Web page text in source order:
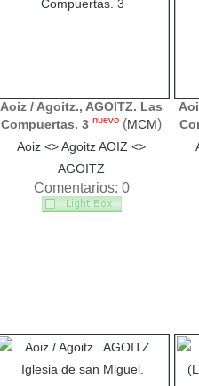
Aoiz / Agoitz., AGOITZ. Las
Compuertas. 3 nuevo (MCM)
Aoiz <> Agoitz AOIZ <>
AGOITZ
Comentarios: 0